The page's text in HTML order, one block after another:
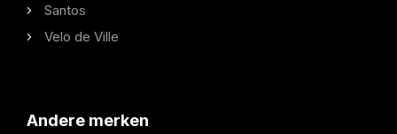
Santos
Velo de Ville
Andere merken